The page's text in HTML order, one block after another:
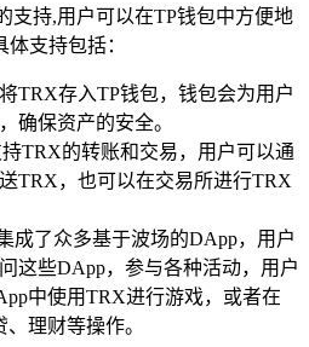
支持,用户可以在TP钱包中方便地
支持包括：
TRX存入TP钱包，钱包会为用户
确保资产的安全。
持TRX的转账和交易，用户可以通
TRX，也可以在交易所进行TRX
成了众多基于波场的DApp，用户
这些DApp，参与各种活动，用户
中使用TRX进行游戏，或者在
理财等操作。